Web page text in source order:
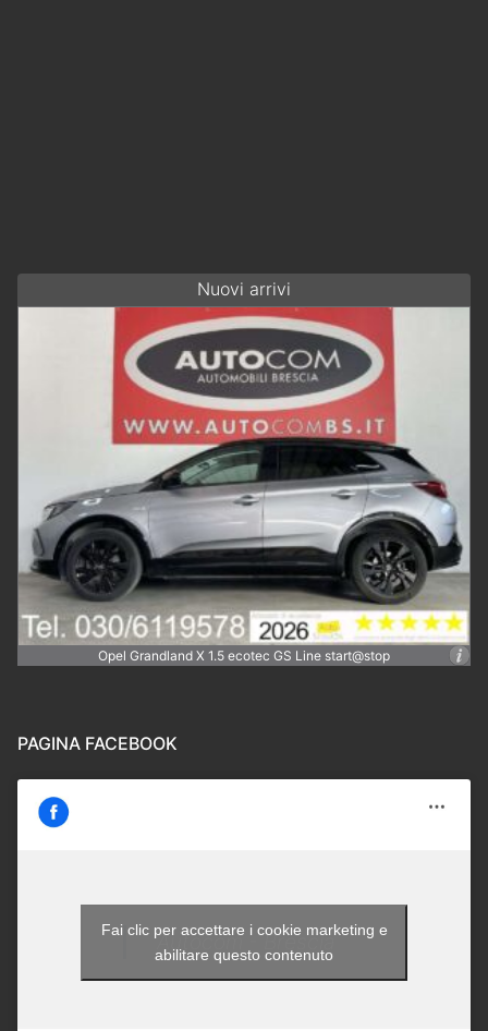
Nuovi arrivi
Opel Grandland X 1.5 ecotec GS Line start@stop
PAGINA FACEBOOK
Autocom - Brescia
Fai clic per accettare i cookie marketing e
abilitare questo contenuto